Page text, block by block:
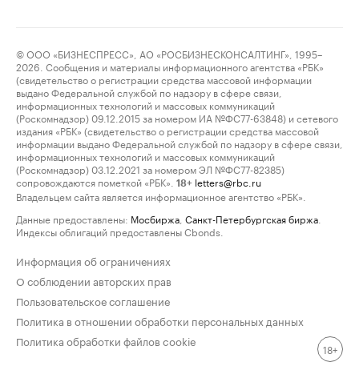
© ООО «БИЗНЕСПРЕСС», АО «РОСБИЗНЕСКОНСАЛТИНГ», 1995–
2026. Сообщения и материалы информационного агентства «РБК»
(свидетельство о регистрации средства массовой информации
выдано Федеральной службой по надзору в сфере связи,
информационных технологий и массовых коммуникаций
(Роскомнадзор) 09.12.2015 за номером ИА №ФС77-63848) и сетевого
издания «РБК» (свидетельство о регистрации средства массовой
информации выдано Федеральной службой по надзору в сфере связи,
информационных технологий и массовых коммуникаций
(Роскомнадзор) 03.12.2021 за номером ЭЛ №ФС77-82385)
сопровождаются пометкой «РБК».
18+ letters@rbc.ru
Владельцем сайта является информационное агентство «РБК».
Данные предоставлены: Мосбиржа Санкт-Петербургская биржа
Индексы облигаций предоставлены Cbonds.
Информация об ограничениях
О соблюдении авторских прав
Пользовательское соглашение
Политика в отношении обработки персональных данных
Политика обработки файлов cookie
18+